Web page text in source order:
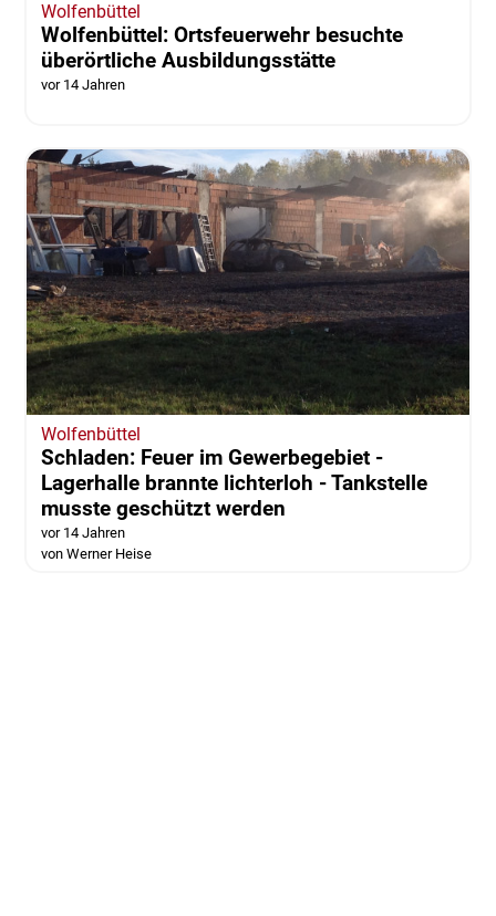
Wolfenbüttel
Wolfenbüttel: Ortsfeuerwehr besuchte
überörtliche Ausbildungsstätte
vor 14 Jahren
Wolfenbüttel
Schladen: Feuer im Gewerbegebiet -
Lagerhalle brannte lichterloh - Tankstelle
musste geschützt werden
vor 14 Jahren
von Werner Heise